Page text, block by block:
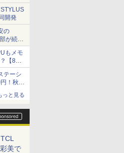
ターが
開発
の
が続騰
もメモ
【8月7
テーシ
！秋葉
っと見る
美で